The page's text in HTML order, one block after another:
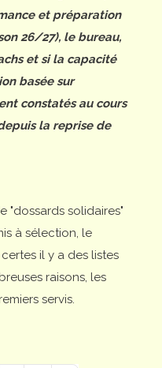
et préparation
26/27), le bureau,
et si la capacité
basée sur
constatés au cours
la reprise de
"dossards solidaires"
à sélection, le
il y a des listes
raisons, les
servis.